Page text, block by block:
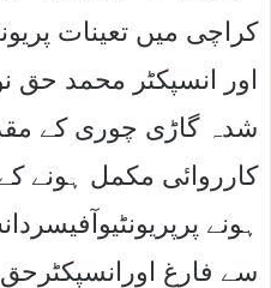
کراچی میں تعینات
اور انسپکٹر محمد حق
شدہ گاڑی چوری کے
کارروائی مکمل ہونے
ہونے
سے فارغ